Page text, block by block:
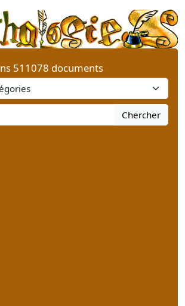
511078 documents
Chercher